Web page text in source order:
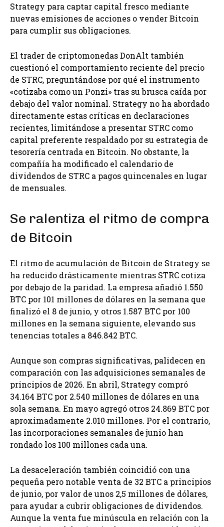
Strategy para captar capital fresco mediante
nuevas emisiones de acciones o vender Bitcoin
para cumplir sus obligaciones.
El trader de criptomonedas DonAlt también
cuestionó el comportamiento reciente del precio
de STRC, preguntándose por qué el instrumento
«cotizaba como un Ponzi» tras su brusca caída por
debajo del valor nominal. Strategy no ha abordado
directamente estas críticas en declaraciones
recientes, limitándose a presentar STRC como
capital preferente respaldado por su estrategia de
tesorería centrada en Bitcoin. No obstante, la
compañía ha modificado el calendario de
dividendos de STRC a pagos quincenales en lugar
de mensuales.
Se ralentiza el ritmo de compra
de Bitcoin
El ritmo de acumulación de Bitcoin de Strategy se
ha reducido drásticamente mientras STRC cotiza
por debajo de la paridad. La empresa añadió 1.550
BTC por 101 millones de dólares en la semana que
finalizó el 8 de junio, y otros 1.587 BTC por 100
millones en la semana siguiente, elevando sus
tenencias totales a 846.842 BTC.
Aunque son compras significativas, palidecen en
comparación con las adquisiciones semanales de
principios de 2026. En abril, Strategy compró
34.164 BTC por 2.540 millones de dólares en una
sola semana. En mayo agregó otros 24.869 BTC por
aproximadamente 2.010 millones. Por el contrario,
las incorporaciones semanales de junio han
rondado los 100 millones cada una.
La desaceleración también coincidió con una
pequeña pero notable venta de 32 BTC a principios
de junio, por valor de unos 2,5 millones de dólares,
para ayudar a cubrir obligaciones de dividendos.
Aunque la venta fue minúscula en relación con la